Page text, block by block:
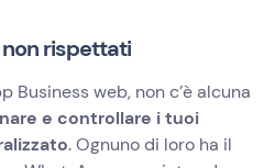
rispettati
Business web, non c’è alcuna
e controllare i tuoi
. Ognuno di loro ha il